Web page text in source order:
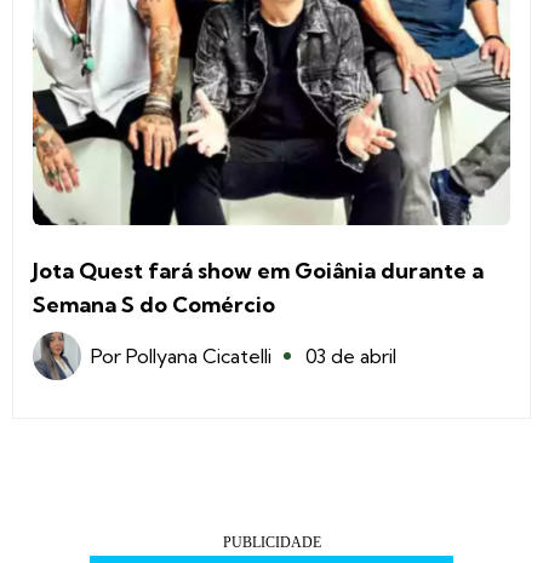
Jota Quest fará show em Goiânia durante a
Semana S do Comércio
Por Pollyana Cicatelli 03 de abril